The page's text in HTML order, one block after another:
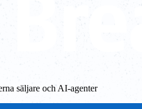
säljare och AI-agenter